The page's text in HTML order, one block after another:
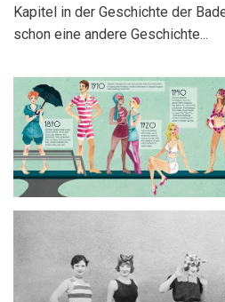
Kapitel in der Geschichte der
schon eine andere Geschichte...